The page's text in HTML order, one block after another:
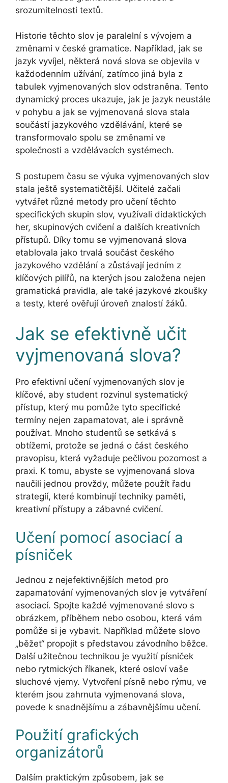
srozumitelnosti textů.
Historie těchto slov je paralelní s vývojem a
změnami v české gramatice. Například, jak se
jazyk vyvíjel, některá nová slova se objevila v
každodenním užívání, zatímco jiná byla z
tabulek vyjmenovaných slov odstraněna. Tento
dynamický proces ukazuje, jak je jazyk neustále
v pohybu a jak se vyjmenovaná slova stala
součástí jazykového vzdělávání, které se
transformovalo spolu se změnami ve
společnosti a vzdělávacích systémech.
S postupem času se výuka vyjmenovaných slov
stala ještě systematičtější. Učitelé začali
vytvářet různé metody pro učení těchto
specifických skupin slov, využívali didaktických
her, skupinových cvičení a dalších kreativních
přístupů. Díky tomu se vyjmenovaná slova
etablovala jako trvalá součást českého
jazykového vzdělání a zůstávají jedním z
klíčových pilířů, na kterých jsou založena nejen
gramatická pravidla, ale také jazykové zkoušky
a testy, které ověřují úroveň znalostí žáků.
Jak se efektivně učit
vyjmenovaná slova?
Pro efektivní učení vyjmenovaných slov je
klíčové, aby student rozvinul systematický
přístup, který mu pomůže tyto specifické
termíny nejen zapamatovat, ale i správně
používat. Mnoho studentů se setkává s
obtížemi, protože se jedná o část českého
pravopisu, která vyžaduje pečlivou pozornost a
praxi. K tomu, abyste se vyjmenovaná slova
naučili jednou provždy, můžete použít řadu
strategií, které kombinují techniky paměti,
kreativní přístupy a zábavné cvičení.
Učení pomocí asociací a
písniček
Jednou z nejefektivnějších metod pro
zapamatování vyjmenovaných slov je vytváření
asociací. Spojte každé vyjmenované slovo s
obrázkem, příběhem nebo osobou, která vám
pomůže si je vybavit. Například můžete slovo
„běžet“ propojit s představou závodního běžce.
Další užitečnou technikou je využití písniček
nebo rytmických říkanek, které osloví vaše
sluchové vjemy. Vytvoření písně nebo rýmu, ve
kterém jsou zahrnuta vyjmenovaná slova,
povede k snadnějšímu a zábavnějšímu učení.
Použití grafických
organizátorů
Dalším praktickým způsobem, jak se